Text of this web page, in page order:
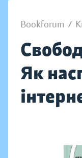
Bookforum /
Як